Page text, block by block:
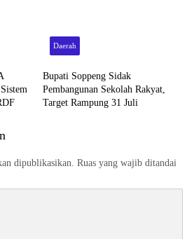
Daerah
Bupati Soppeng Sidak
Pembangunan Sekolah Rakyat,
Target Rampung 31 Juli
dipublikasikan. Ruas yang wajib ditandai